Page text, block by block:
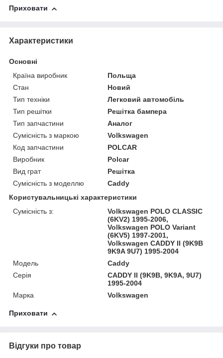
Приховати
Характеристики
Основні
Країна виробник
Польща
Стан
Новий
Тип техніки
Легковий автомобіль
Тип решітки
Решітка бампера
Тип запчастини
Аналог
Сумісність з маркою
Volkswagen
Код запчастини
POLCAR
Виробник
Polcar
Вид грат
Решітка
Сумісність з моделлю
Caddy
Користувальницькі характеристики
Сумісність з:
Volkswagen POLO CLASSIC
(6KV2) 1995-2006,
Volkswagen POLO Variant
(6KV5) 1997-2001,
Volkswagen CADDY II (9K9B
9K9A 9U7) 1995-2004
Модель
Caddy
Серія
CADDY II (9K9B, 9K9A, 9U7)
1995-2004
Марка
Volkswagen
Приховати
Відгуки про товар